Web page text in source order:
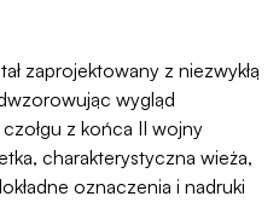
zaprojektowany z niezwykłą
wygląd
z końca II wojny
charakterystyczna wieża,
oznaczenia i nadruki